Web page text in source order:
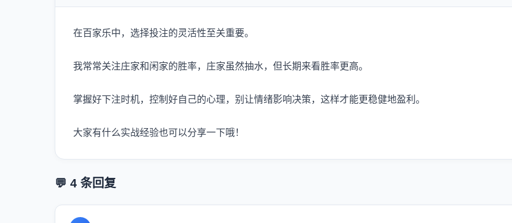
在百家乐中，选择投注的灵活性至关重要。
我常常关注庄家和闲家的胜率，庄家虽然抽水，但长期来看胜率更高。
掌握好下注时机，控制好自己的心理，别让情绪影响决策，这样才能更稳健地盈利。
大家有什么实战经验也可以分享一下哦！
💬 4 条回复